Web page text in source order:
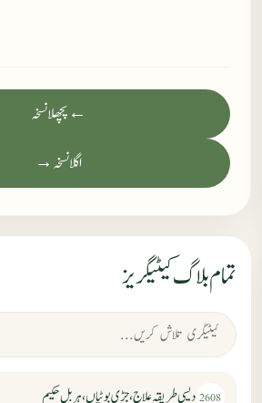
← پچھلا نسخہ
اگلا نسخہ →
تمام بلاگ کیٹیگریز
2608 دیسی طریقہ علاج، جڑی بوٹیاں، ہربل حکیم